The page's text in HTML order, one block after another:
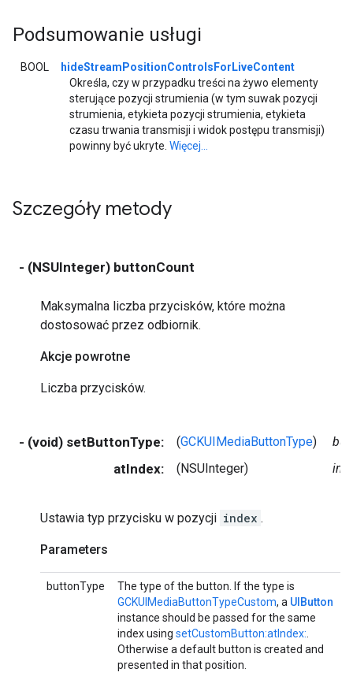
Podsumowanie usługi
BOOL
hideStreamPositionControlsForLiveContent
Określa, czy w przypadku treści na żywo elementy
sterujące pozycji strumienia (w tym suwak pozycji
strumienia, etykieta pozycji strumienia, etykieta
czasu trwania transmisji i widok postępu transmisji)
powinny być ukryte. Więcej...
Szczegóły metody
- (NSUInteger) buttonCount
Maksymalna liczba przycisków, które można
dostosować przez odbiornik.
Akcje powrotne
Liczba przycisków.
- (void) setButtonType: (GCKUIMediaButtonType)
atIndex: (NSUInteger)
Ustawia typ przycisku w pozycji index .
Parameters
buttonType
The type of the button. If the type is
GCKUIMediaButtonTypeCustom, a UIButton
instance should be passed for the same
index using setCustomButton:atIndex:
Otherwise a default button is created and
presented in that position.